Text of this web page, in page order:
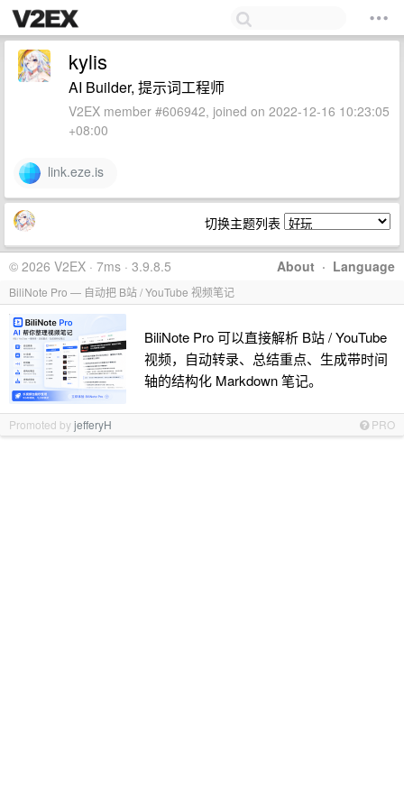
kylis
AI Builder, 提示词工程师
V2EX member #606942, joined on 2022-12-16 10:23:05
+08:00
link.eze.is
切换主题列表
About · Language
© 2026 V2EX · 7ms · 3.9.8.5
BiliNote Pro — 自动把 B站 / YouTube 视频笔记
BiliNote Pro 可以直接解析 B站 / YouTube
视频，自动转录、总结重点、生成带时间
轴的结构化 Markdown 笔记。
Promoted byjefferyH PRO